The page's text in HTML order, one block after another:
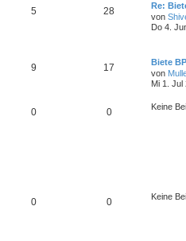
5 28
Re:
von
Do 4.
9 17
Biete
von
Mi 1. Jul
0 0 Keine
0 0 Keine